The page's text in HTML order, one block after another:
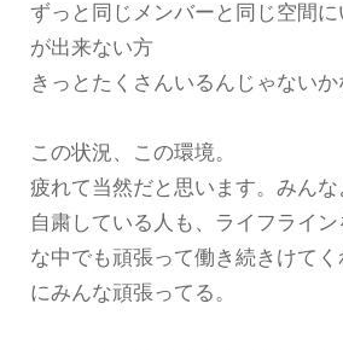
ずっと同じメンバーと同じ空間
が出来ない方
きっとたくさんいるんじゃないか
この状況、この環境。
疲れて当然だと思います。みんな
自粛している人も、ライフライ
な中でも頑張って働き続きけて
にみんな頑張ってる。